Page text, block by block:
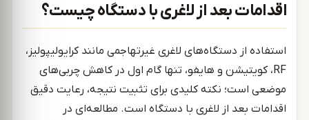
اقدامات بعد از لاغری با دستگاه چیست؟
استفاده از دستگاه‌های لاغری غیرتهاجمی مانند کرایولیپولیز،
RF، کویتیشن و هایفو، تنها گام اول در کاهش چربی‌های
موضعی است؛ نکته کلیدی برای تثبیت نتیجه، رعایت دقیق
اقدامات بعد از لاغری با دستگاه است. مطالعه‌ای در